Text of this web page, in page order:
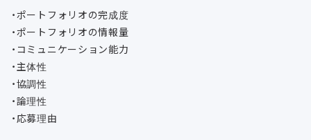
・ポートフォリオの完成度
・ポートフォリオの情報量
・コミュニケーション能力
・主体性
・協調性
・論理性
・応募理由